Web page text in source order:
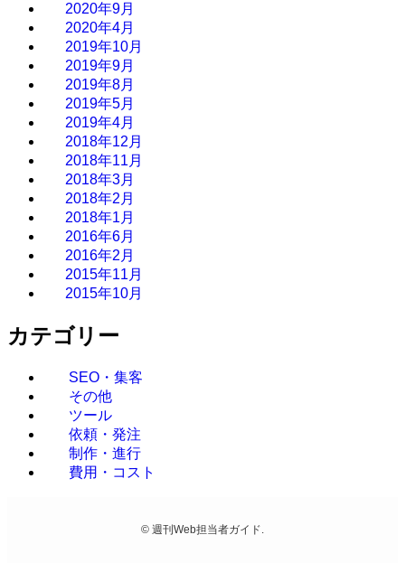
2020年9月
2020年4月
2019年10月
2019年9月
2019年8月
2019年5月
2019年4月
2018年12月
2018年11月
2018年3月
2018年2月
2018年1月
2016年6月
2016年2月
2015年11月
2015年10月
カテゴリー
SEO・集客
その他
ツール
依頼・発注
制作・進行
費用・コスト
© 週刊Web担当者ガイド.